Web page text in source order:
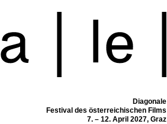
Diagonale
Festival des österreichischen Films
7. – 12. April 2027, Graz